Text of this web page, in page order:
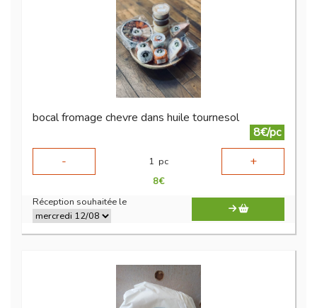
bocal fromage chevre dans huile tournesol
8€/pc
-
1 pc +
8€
Réception souhaitée le